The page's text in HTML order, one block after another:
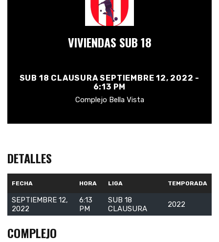
VIVIENDAS SUB 18
SUB 18 CLAUSURA SEPTIEMBRE 12, 2022 -
6:13 PM
Complejo Bella Vista
DETALLES
FECHA HORA LIGA TEMPORADA
SEPTIEMBRE 12,
2022
6:13
PM
SUB 18
CLAUSURA
2022
COMPLEJO